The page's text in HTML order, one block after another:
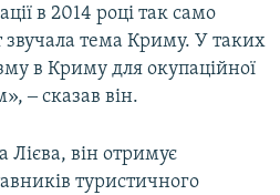
в 2014 році так само
звучала тема Криму. У таких
в Криму для окупаційної
‒ сказав він.
Лієва, він отримує
туристичного